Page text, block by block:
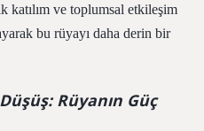
katılım ve toplumsal etkileşim
bu rüyayı daha derin bir
Rüyanın Güç